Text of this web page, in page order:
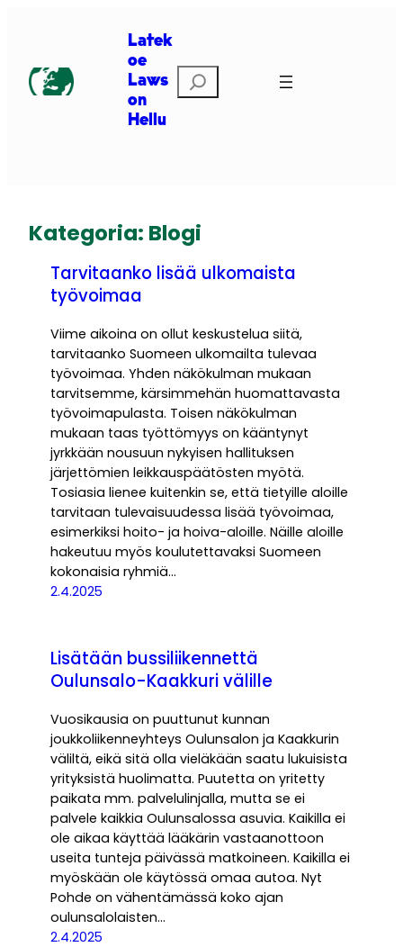
Latek
oe
Laws
on
Hellu
Etsi
Kategoria: Blogi
Tarvitaanko lisää ulkomaista
työvoimaa
Viime aikoina on ollut keskustelua siitä,
tarvitaanko Suomeen ulkomailta tulevaa
työvoimaa. Yhden näkökulman mukaan
tarvitsemme, kärsimmehän huomattavasta
työvoimapulasta. Toisen näkökulman
mukaan taas työttömyys on kääntynyt
jyrkkään nousuun nykyisen hallituksen
järjettömien leikkauspäätösten myötä.
Tosiasia lienee kuitenkin se, että tietyille aloille
tarvitaan tulevaisuudessa lisää työvoimaa,
esimerkiksi hoito- ja hoiva-aloille. Näille aloille
hakeutuu myös koulutettavaksi Suomeen
kokonaisia ryhmiä…
2.4.2025
Lisätään bussiliikennettä
Oulunsalo-Kaakkuri välille
Vuosikausia on puuttunut kunnan
joukkoliikenneyhteys Oulunsalon ja Kaakkurin
väliltä, eikä sitä olla vieläkään saatu lukuisista
yrityksistä huolimatta. Puutetta on yritetty
paikata mm. palvelulinjalla, mutta se ei
palvele kaikkia Oulunsalossa asuvia. Kaikilla ei
ole aikaa käyttää lääkärin vastaanottoon
useita tunteja päivässä matkoineen. Kaikilla ei
myöskään ole käytössä omaa autoa. Nyt
Pohde on vähentämässä koko ajan
oulunsalolaisten…
2.4.2025